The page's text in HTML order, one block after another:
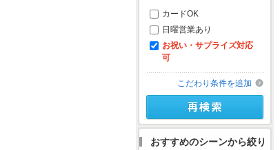
カードOK
日曜営業あり
お祝い・サプライズ対応
可
こだわり条件を追加
おすすめのシーンから絞り